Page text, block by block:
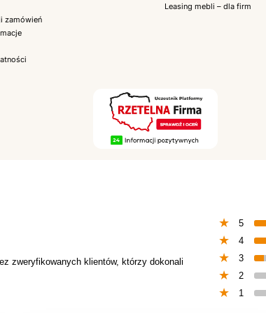
zamówień
Leasing mebli – dla firm
zweryfikowanych klientów, którzy dokonali
5
4
3
2
1